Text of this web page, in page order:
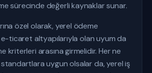
sürecinde değerli kaynaklar sunar.
özel olarak, yerel ödeme
ticaret altyapılarıyla olan uyum da
kriterleri arasına girmelidir. Her ne
uygun olsalar da, yerel iş